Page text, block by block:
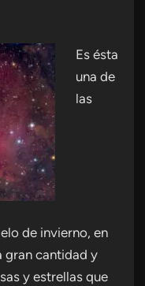
Es ésta
una de
las
de invierno, en
gran cantidad y
y estrellas que